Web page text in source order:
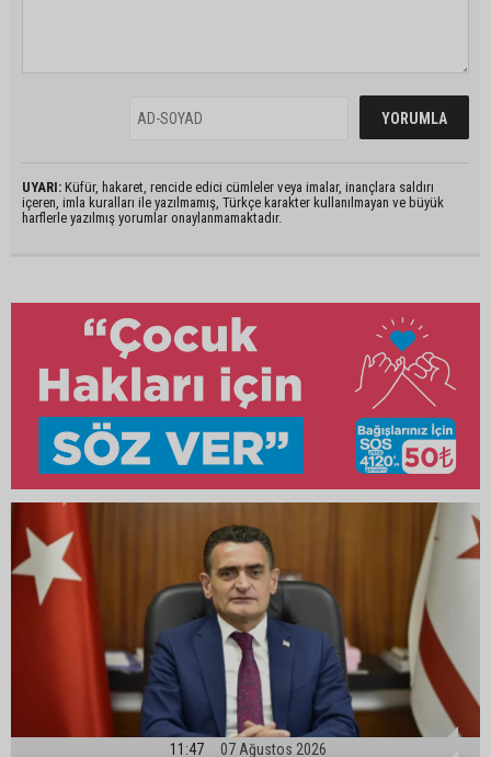
UYARI: Küfür, hakaret, rencide edici cümleler veya imalar, inançlara saldırı
içeren, imla kuralları ile yazılmamış, Türkçe karakter kullanılmayan ve büyük
harflerle yazılmış yorumlar onaylanmamaktadır.
11:47 07 Ağustos 2026